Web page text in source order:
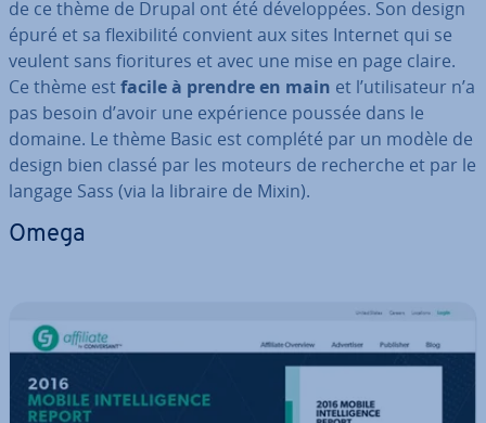
de ce thème de Drupal ont été dé­ve­lop­pées. Son design
épuré et sa flexi­bi­lité convient aux sites Internet qui se
veulent sans fio­ri­tures et avec une mise en page claire.
Ce thème estfacile à prendre en main et l’uti­li­sa­teur n’a
pas besoin d’avoir une ex­pé­rience poussée dans le
domaine. Le thème Basic est complété par un modèle de
design bien classé par les moteurs de recherche et par le
langage Sass (via la libraire de Mixin).
Omega